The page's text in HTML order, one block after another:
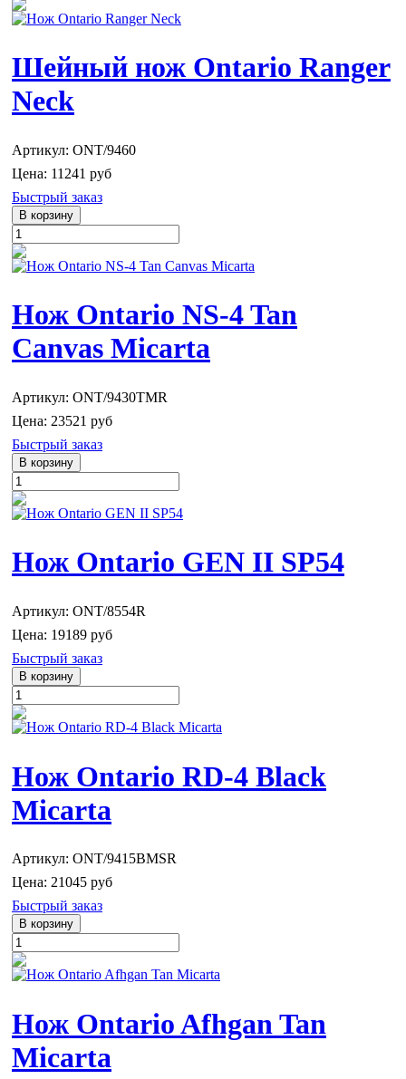
Шейный нож Ontario Ranger
Neck
Артикул: ONT/9460
Цена: 11241 руб
Быстрый заказ
Нож Ontario NS-4 Tan
Canvas Micarta
Артикул: ONT/9430TMR
Цена: 23521 руб
Быстрый заказ
Нож Ontario GEN II SP54
Артикул: ONT/8554R
Цена: 19189 руб
Быстрый заказ
Нож Ontario RD-4 Black
Micarta
Артикул: ONT/9415BMSR
Цена: 21045 руб
Быстрый заказ
Нож Ontario Afhgan Tan
Micarta